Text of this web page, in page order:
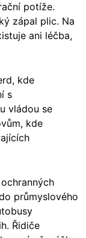
potíže.
zápal plic. Na
ani léčba,
kde
s
vládou se
kde
průmyslového
Řidiče